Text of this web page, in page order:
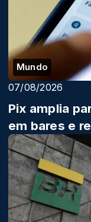
Mundo
07/08/2026
Pix amplia
em bares e